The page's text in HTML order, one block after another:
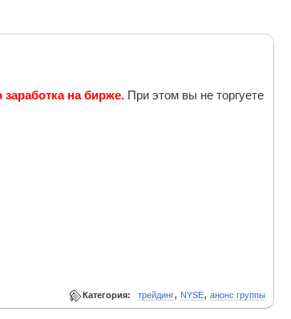
на бирже. При этом вы не торгуете
Категория: трейдинг, NYSE, анонс группы